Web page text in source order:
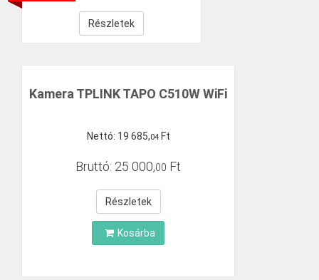
Részletek
Kamera TPLINK TAPO C510W WiFi
Nettó: 19 685,04 Ft
Bruttó: 25 000,00 Ft
Részletek
Kosárba